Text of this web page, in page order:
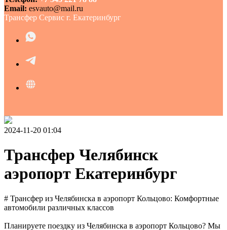
Email: esvauto@mail.ru
Трансфер Сервис г. Екатеринбург
2024-11-20 01:04
Трансфер Челябинск
аэропорт Екатеринбург
# Трансфер из Челябинска в аэропорт Кольцово: Комфортные
автомобили различных классов
Планируете поездку из Челябинска в аэропорт Кольцово? Мы